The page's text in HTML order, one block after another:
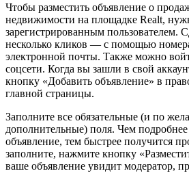
Чтобы разместить объявление о
недвижимости на площадке Realt,
зарегистрированным пользователем.
несколько кликов — с помощью
электронной почты. Также можно
соцсети. Когда вы зашли в свой
кнопку «Добавить объявление» в
главной страницы.
Заполните все обязательные (и по
дополнительные) поля. Чем
объявление, тем быстрее получится
заполните, нажмите кнопку
ваше объявление увидит модератор,